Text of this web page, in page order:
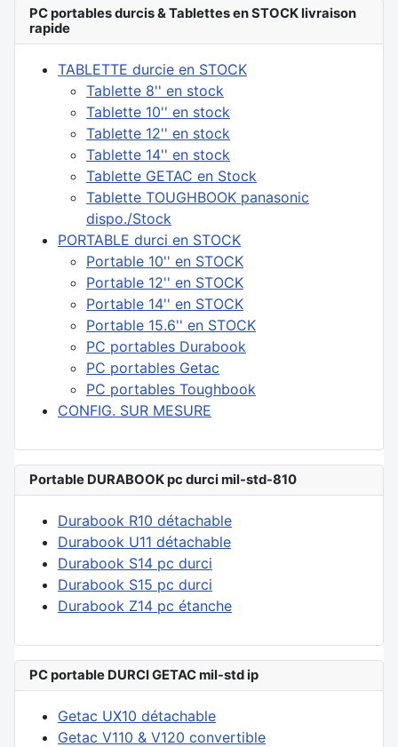
PC portables durcis & Tablettes en STOCK livraison
rapide
TABLETTE durcie en STOCK
Tablette 8'' en stock
Tablette 10'' en stock
Tablette 12'' en stock
Tablette 14'' en stock
Tablette GETAC en Stock
Tablette TOUGHBOOK panasonic
dispo./Stock
PORTABLE durci en STOCK
Portable 10'' en STOCK
Portable 12'' en STOCK
Portable 14'' en STOCK
Portable 15.6'' en STOCK
PC portables Durabook
PC portables Getac
PC portables Toughbook
CONFIG. SUR MESURE
Portable DURABOOK pc durci mil-std-810
Durabook R10 détachable
Durabook U11 détachable
Durabook S14 pc durci
Durabook S15 pc durci
Durabook Z14 pc étanche
PC portable DURCI GETAC mil-std ip
Getac UX10 détachable
Getac V110 & V120 convertible